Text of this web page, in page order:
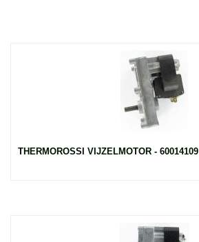
THERMOROSSI VIJZELMOTOR - 60014109